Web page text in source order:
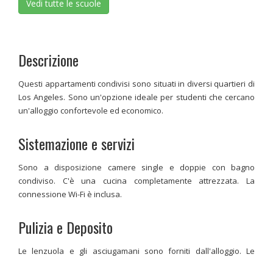
Vedi tutte le scuole
Descrizione
Questi appartamenti condivisi sono situati in diversi quartieri di
Los Angeles. Sono un'opzione ideale per studenti che cercano
un'alloggio confortevole ed economico.
Sistemazione e servizi
Sono a disposizione camere single e doppie con bagno
condiviso. C'è una cucina completamente attrezzata. La
connessione Wi-Fi è inclusa.
Pulizia e Deposito
Le lenzuola e gli asciugamani sono forniti dall'alloggio. Le